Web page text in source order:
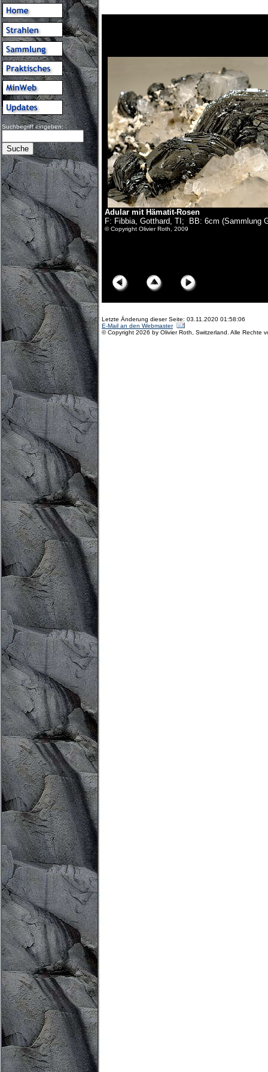
Suchbegriff eingeben:
Adular mit Hämatit-Rosen
F: Fibbia, Gotthard, TI; BB: 6cm (Sammlung
© Copyright Olivier Roth, 2009
Letzte Änderung dieser Seite: 03.11.2020 01:58:06
E-Mail an den Webmaster
© Copyright 2026 by Olivier Roth, Switzerland. Alle Rechte